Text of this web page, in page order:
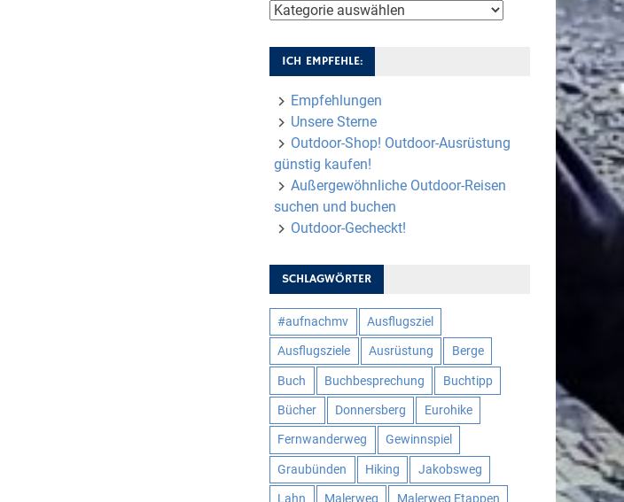
Kategorien
ICH EMPFEHLE:
Empfehlungen
Unsere Sterne
Outdoor-Shop! Outdoor-Ausrüstung
günstig kaufen!
Außergewöhnliche Outdoor-Reisen
suchen und buchen
Outdoor-Gecheckt!
SCHLAGWÖRTER
#aufnachmv Ausflugsziel
Ausflugsziele Ausrüstung Berge
Buch Buchbesprechung Buchtipp
Bücher Donnersberg Eurohike
Fernwanderweg Gewinnspiel
Graubünden Hiking Jakobsweg
Lahn Malerweg Malerweg Etappen